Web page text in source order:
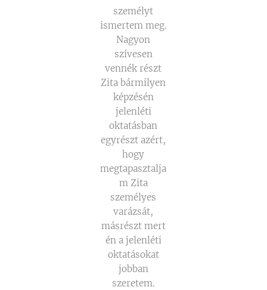
személyt
ismertem meg.
Nagyon
szívesen
vennék részt
Zita bármilyen
képzésén
jelenléti
oktatásban
egyrészt azért,
hogy
megtapasztalja
m Zita
személyes
varázsát,
másrészt mert
én a jelenléti
oktatásokat
jobban
szeretem.